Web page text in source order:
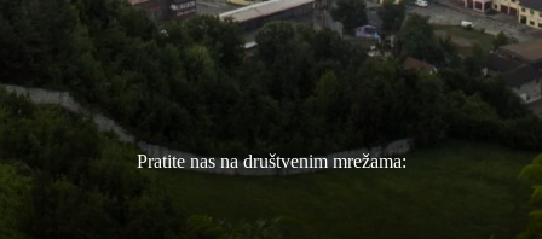
Pratite nas na društvenim mrežama: